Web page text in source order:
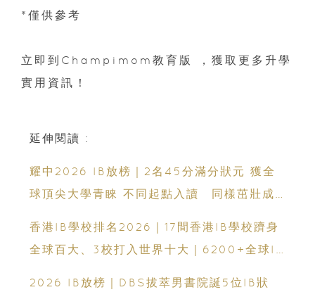
*僅供參考
立即到Champimom教育版 ，獲取更多升學
實用資訊！
延伸閱讀 :
耀中2026 IB放榜｜2名45分滿分狀元 獲全
球頂尖大學青睞 不同起點入讀 同樣茁壯成
香港IB學校排名2026｜17間香港IB學校躋身
全球百大、3校打入世界十大｜6200+全球IB
2026 IB放榜｜DBS拔萃男書院誕5位IB狀